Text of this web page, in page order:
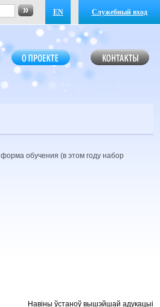
EN Служебный вход
обучения (в этом году набор
Навіны ўстаноў вышэйшай адукацыі